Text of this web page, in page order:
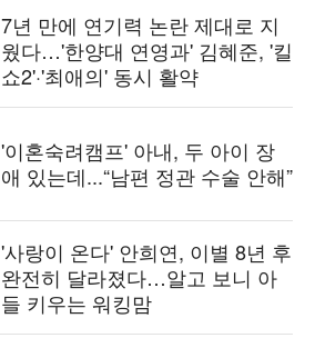
7년 만에 연기력 논란 제대로 지
웠다…'한양대 연영과' 김혜준, '킬
쇼2'·'최애의' 동시 활약
'이혼숙려캠프' 아내, 두 아이 장
애 있는데...“남편 정관 수술 안해”
'사랑이 온다' 안희연, 이별 8년 후
완전히 달라졌다…알고 보니 아
들 키우는 워킹맘